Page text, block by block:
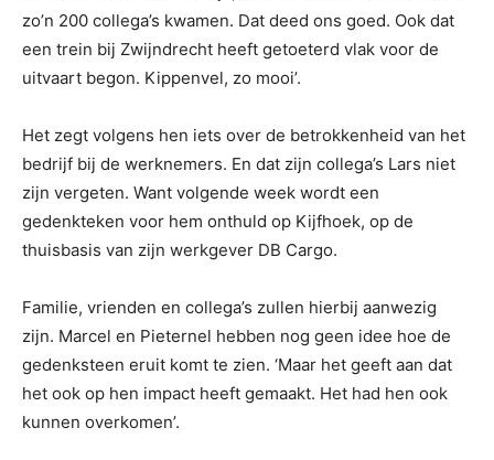
zo’n 200 collega’s kwamen. Dat deed ons goed. Ook dat
een trein bij Zwijndrecht heeft getoeterd vlak voor de
uitvaart begon. Kippenvel, zo mooi’.
Het zegt volgens hen iets over de betrokkenheid van het
bedrijf bij de werknemers. En dat zijn collega’s Lars niet
zijn vergeten. Want volgende week wordt een
gedenkteken voor hem onthuld op Kijfhoek, op de
thuisbasis van zijn werkgever DB Cargo.
Familie, vrienden en collega’s zullen hierbij aanwezig
zijn. Marcel en Pieternel hebben nog geen idee hoe de
gedenksteen eruit komt te zien. ‘Maar het geeft aan dat
het ook op hen impact heeft gemaakt. Het had hen ook
kunnen overkomen’.